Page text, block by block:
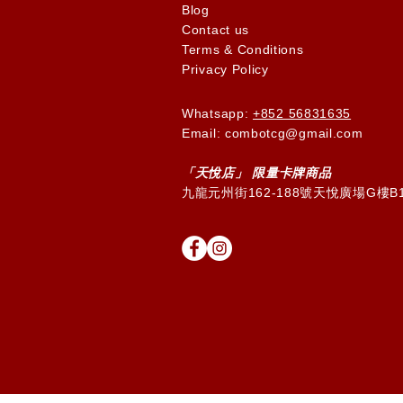
Blog
Contact us
Terms & Conditions
Privacy Policy
Whatsapp: +852 56831635
Email: combotcg@gmail.com
「天悅店」 限量卡牌商品
九龍元州街162-188號天悅廣場G樓